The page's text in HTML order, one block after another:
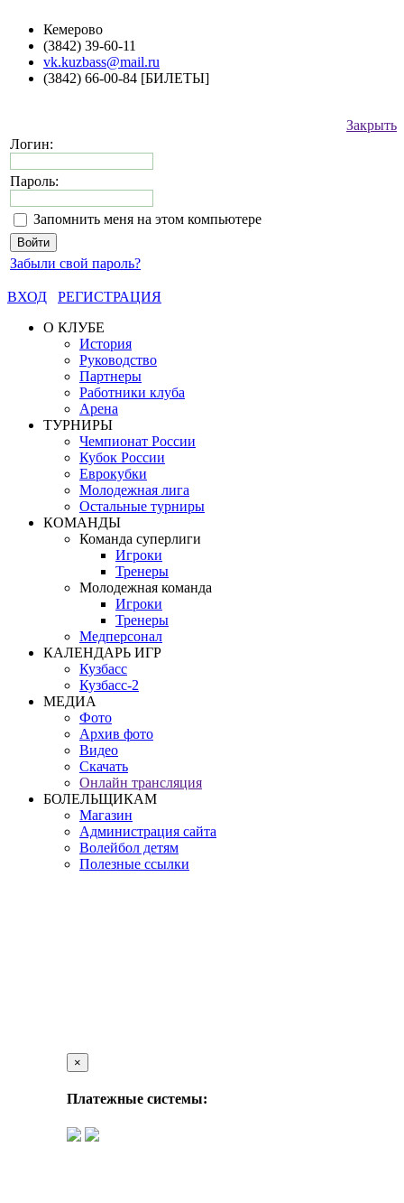
Кемерово
(3842) 39-60-11
vk.kuzbass@mail.ru
(3842) 66-00-84 [БИЛЕТЫ]
Закрыть
Логин:
Пароль:
Запомнить меня на этом компьютере
Забыли свой пароль?
ВХОД
РЕГИСТРАЦИЯ
О КЛУБЕ
История
Руководство
Партнеры
Работники клуба
Арена
ТУРНИРЫ
Чемпионат России
Кубок России
Еврокубки
Молодежная лига
Остальные турниры
КОМАНДЫ
Команда суперлиги
Игроки
Тренеры
Молодежная команда
Игроки
Тренеры
Медперсонал
КАЛЕНДАРЬ ИГР
Кузбасс
Кузбасс-2
МЕДИА
Фото
Архив фото
Видео
Скачать
Онлайн трансляция
БОЛЕЛЬЩИКАМ
Магазин
Администрация сайта
Волейбол детям
Полезные ссылки
×
Платежные системы: